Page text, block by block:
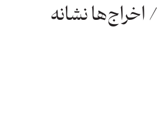
اخراج‌ها نشانه